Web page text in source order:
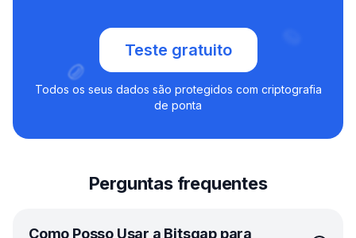
Teste gratuito
Todos os seus dados são protegidos com criptografia
de ponta
Perguntas frequentes
Como Posso Usar a Bitsgap para